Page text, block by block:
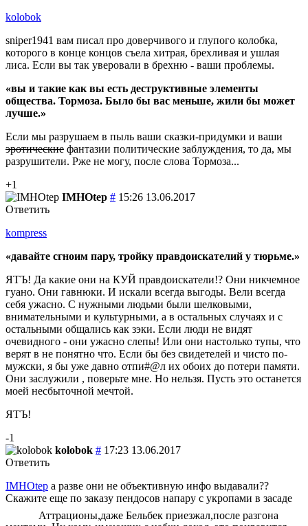
kolobok
sniper1941 вам писал про доверчивого и глупого колобка,
которого в конце концов съела хитрая, брехливая и ушлая
лиса. Если вы так уверовали в брехню - ваши проблемы.
вы и такие как вы есть деструктивные элементы
общества. Тормоза. Было бы вас меньше, жили бы может
лучше.
Если мы разрушаем в пыль ваши сказки-придумки и ваши
эротические фантазии политические заблуждения, то да, мы
разрушители. Рже не могу, после слова Тормоза...
+1
IMHOtep # 15:26 13.06.2017
Ответить
kompress
давайте сгноим пару, тройку правдоискателий у тюрьме.
ЯТЪ! Да какие они на КУЙ правдоискатели!? Они никчемное
гуано. Они гавнюки. И искали всегда выгоды. Вели всегда
себя ужасно. С нужными людьми были шелковыми,
внимательными и культурными, а в остальных случаях и с
остальными общались как зэки. Если люди не видят
очевидного - они ужасно слепы! Или они настолько тупы, что
верят в не понятно что. Если бы без свидетелей и чисто по-
мужски, я бы уже давно отпи#@л их обоих до потери памяти.
Они заслужили , поверьте мне. Но нельзя. Пусть это останется
моей несбыточной мечтой.
ЯТЪ!
-1
kolobok # 17:23 13.06.2017
Ответить
IMHOtep а разве они не объективную инфо выдавали??
Скажите еще по заказу пендосов напару с укропами в засаде
Аттрационы,даже Бельбек приезжал,после разгона